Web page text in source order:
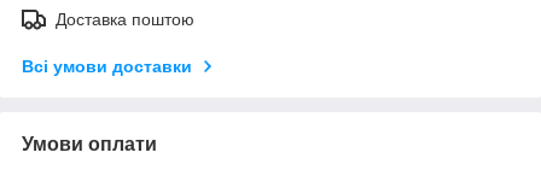
Доставка поштою
Всі умови доставки
Умови оплати